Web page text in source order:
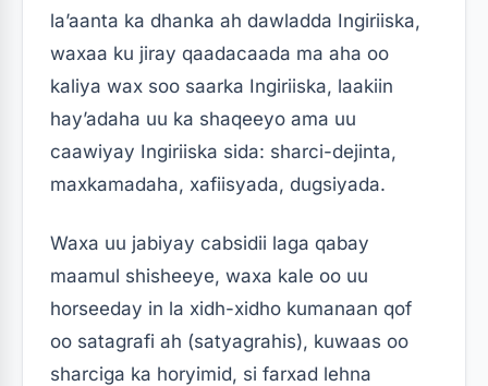
la’aanta ka dhanka ah dawladda Ingiriiska,
waxaa ku jiray qaadacaada ma aha oo
kaliya wax soo saarka Ingiriiska, laakiin
hay’adaha uu ka shaqeeyo ama uu
caawiyay Ingiriiska sida: sharci-dejinta,
maxkamadaha, xafiisyada, dugsiyada.
Waxa uu jabiyay cabsidii laga qabay
maamul shisheeye, waxa kale oo uu
horseeday in la xidh-xidho kumanaan qof
oo satagrafi ah (satyagrahis), kuwaas oo
sharciga ka horyimid, si farxad lehna